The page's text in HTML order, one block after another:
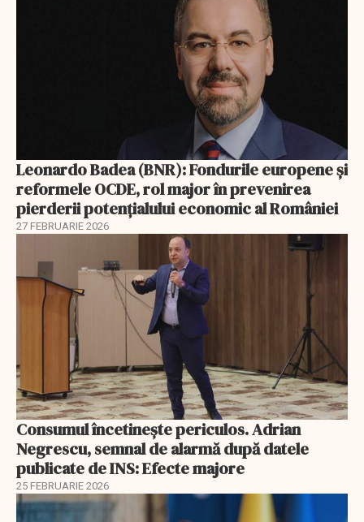
Leonardo Badea (BNR): Fondurile europene și
reformele OCDE, rol major în prevenirea
pierderii potențialului economic al României
27 FEBRUARIE 2026
Consumul încetineşte periculos. Adrian
Negrescu, semnal de alarmă după datele
publicate de INS: Efecte majore
25 FEBRUARIE 2026